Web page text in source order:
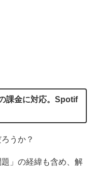
課金に対応。Spotif
うか？
」の経緯も含め、解